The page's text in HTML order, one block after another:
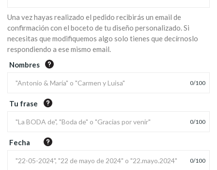
Una vez hayas realizado el pedido recibirás un email de
confirmación con el boceto de tu diseño personalizado. Si
necesitas que modifiquemos algo solo tienes que decírnoslo
respondiendo a ese mismo email.
Nombres
0/100
Tu frase
0/100
Fecha
0/100